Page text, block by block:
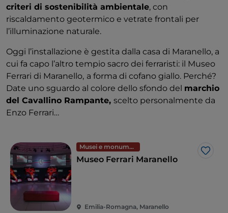
criteri di sostenibilità ambientale, con
riscaldamento geotermico e vetrate frontali per
l’illuminazione naturale.
Oggi l’installazione è gestita dalla casa di Maranello, a
cui fa capo l’altro tempio sacro dei ferraristi: il Museo
Ferrari di Maranello, a forma di cofano giallo. Perché?
Date uno sguardo al colore dello sfondo del marchio
del Cavallino Rampante, scelto personalmente da
Enzo Ferrari…
Musei e monumenti
Like
Museo Ferrari Maranello
Emilia-Romagna, Maranello